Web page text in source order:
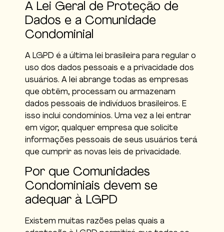
A Lei Geral de Proteção de
Dados e a Comunidade
Condominial
A LGPD é a última lei brasileira para regular o
uso dos dados pessoais e a privacidade dos
usuários. A lei abrange todas as empresas
que obtêm, processam ou armazenam
dados pessoais de indivíduos brasileiros. E
isso inclui condomínios. Uma vez a lei entrar
em vigor, qualquer empresa que solicite
informações pessoais de seus usuários terá
que cumprir as novas leis de privacidade.
Por que Comunidades
Condominiais devem se
adequar à LGPD
Existem muitas razões pelas quais a